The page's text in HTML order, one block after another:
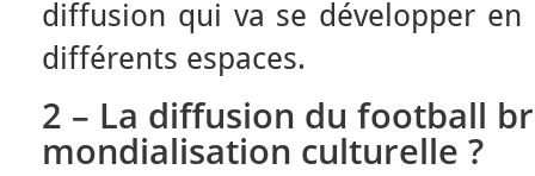
diffusion qui va se développer
différents espaces.
2 – La diffusion du football
mondialisation culturelle ?